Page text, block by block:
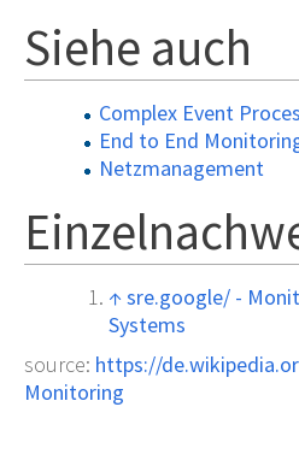
Siehe auch
Complex Event
End to End
Netzmanagement
↑sre.google/ -
Systems
source: https://
Monitoring